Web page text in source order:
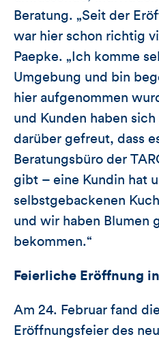
Beratung. „Seit der
war hier schon richtig
Paepke. „Ich komme
Umgebung und bin
hier aufgenommen
und Kunden haben
darüber gefreut, dass
Beratungsbüro der
gibt – eine Kundin hat
selbstgebackenen
und wir haben Blumen
bekommen.“
Feierliche Eröffnung
Am 24. Februar fand
Eröffnungsfeier des